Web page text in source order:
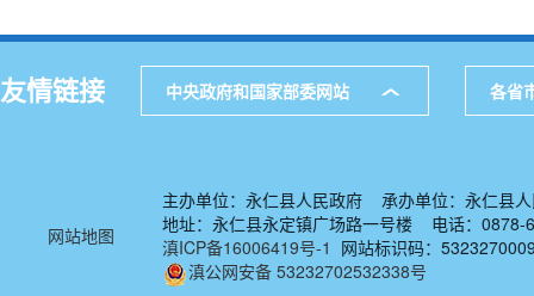
友情链接 中央政府和国家部委网站 各省
网站地图
主办单位：永仁县人民政府 承办单位：永仁县
地址：永仁县永定镇广场路一号楼 电话：0878-
滇ICP备16006419号-1 网站标识码：
滇公网安备 53232702532338号